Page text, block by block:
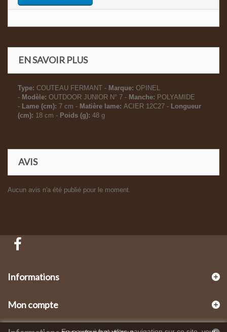
EN SAVOIR PLUS
Type: COUTEAU FERMANT - Marque: OPINEL
- Modèle: OUTDOOR JUNIOR N° 7 - Manche: POLYAMIDE
- Lame (cm): 7 cm - Matière lame: ACIER 12C27 - Longueur
(cm): 18 cm - Poids (g): 48 g
AVIS
Aucun avis n'a été publié pour le moment.
Informations
Mon compte